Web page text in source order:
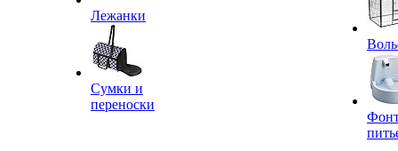
Лежанки
Сумки и
переноски